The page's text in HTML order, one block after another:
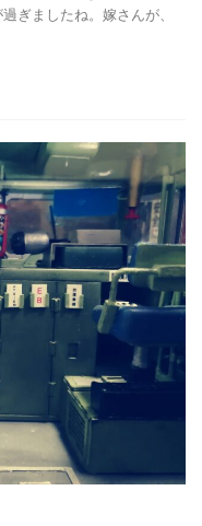
ぎましたね。嫁さんが、